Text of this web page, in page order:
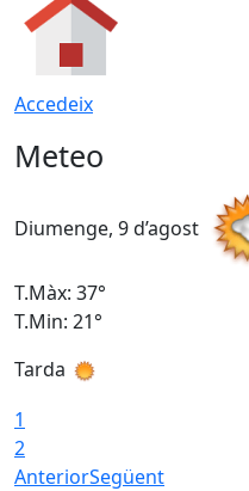
Accedeix
Meteo
Diumenge, 9 d’agost
T.Màx: 37°
T.Min: 21°
Tarda
1
2
AnteriorSegüent